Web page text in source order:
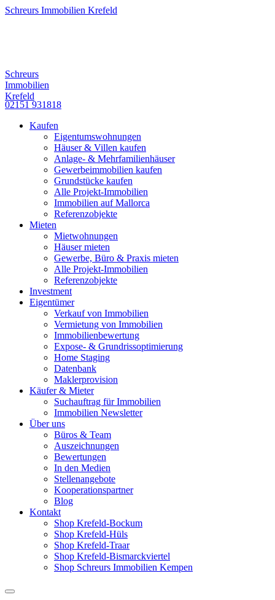
Schreurs Immobilien Krefeld
Schreurs
Immobilien
Krefeld
02151 931818
Kaufen
Eigentumswohnungen
Häuser & Villen kaufen
Anlage- & Mehrfamilienhäuser
Gewerbeimmobilien kaufen
Grundstücke kaufen
Alle Projekt-Immobilien
Immobilien auf Mallorca
Referenzobjekte
Mieten
Mietwohnungen
Häuser mieten
Gewerbe, Büro & Praxis mieten
Alle Projekt-Immobilien
Referenzobjekte
Investment
Eigentümer
Verkauf von Immobilien
Vermietung von Immobilien
Immobilienbewertung
Expose- & Grundrissoptimierung
Home Staging
Datenbank
Maklerprovision
Käufer & Mieter
Suchauftrag für Immobilien
Immobilien Newsletter
Über uns
Büros & Team
Auszeichnungen
Bewertungen
In den Medien
Stellenangebote
Kooperationspartner
Blog
Kontakt
Shop Krefeld-Bockum
Shop Krefeld-Hüls
Shop Krefeld-Traar
Shop Krefeld-Bismarckviertel
Shop Schreurs Immobilien Kempen